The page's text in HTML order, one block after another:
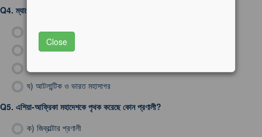
Q4. ম্যাগেলান প্রণালী কোন দুটি মহাসাগরকে সংযুক্ত করেছে?
প্রশান্ত ও দক্ষিণ মহাসাগর
আটলান্টিক ও প্রশান্ত মহাসাগর
গ)
ঘ) আটলান্টিক ও ভারত মহাসাগর
Q5. এশিয়া-আফ্রিকা মহাদেশকে পৃথক করেছে কোন প্রণালী?
ক) জিব্রাল্টার প্রণালী
Close